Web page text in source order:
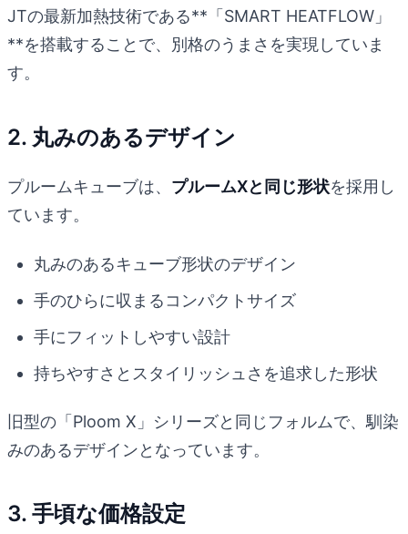
JTの最新加熱技術である**「SMART HEATFLOW」
**を搭載することで、別格のうまさを実現していま
す。
2. 丸みのあるデザイン
プルームキューブは、 プルームXと同じ形状を採用し
ています。
丸みのあるキューブ形状のデザイン
手のひらに収まるコンパクトサイズ
手にフィットしやすい設計
持ちやすさとスタイリッシュさを追求した形状
旧型の「Ploom X」シリーズと同じフォルムで、馴染
みのあるデザインとなっています。
3. 手頃な価格設定